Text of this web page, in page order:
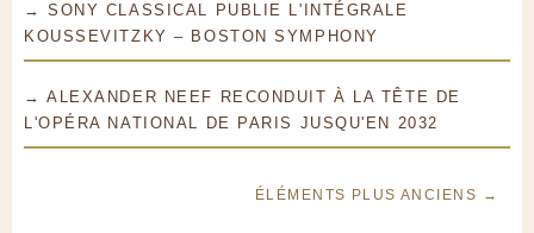
→ SONY CLASSICAL PUBLIE L'INTÉGRALE
KOUSSEVITZKY – BOSTON SYMPHONY
→ ALEXANDER NEEF RECONDUIT À LA TÊTE DE
L'OPÉRA NATIONAL DE PARIS JUSQU'EN 2032
ÉLÉMENTS PLUS ANCIENS →